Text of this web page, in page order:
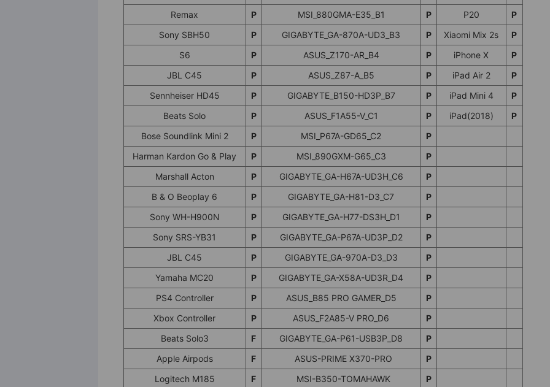
Remax
P MSI_880GMA-E35_B1 P P20
P
Sony SBH50
P GIGABYTE_GA-870A-UD3_B3 P Xiaomi Mix 2s
P
S6
P ASUS_Z170-AR_B4 P iPhone X
P
JBL C45
P ASUS_Z87-A_B5 P iPad Air 2
P
Sennheiser HD45
P GIGABYTE_B150-HD3P_B7 P iPad Mini 4
P
Beats Solo
P ASUS_F1A55-V_C1 P iPad(2018)
P
Bose Soundlink Mini 2
P MSI_P67A-GD65_C2
P
Harman Kardon Go & Play
P MSI_890GXM-G65_C3
P
Marshall Acton
P GIGABYTE_GA-H67A-UD3H_C6
P
B & O Beoplay 6
P GIGABYTE_GA-H81-D3_C7
P
Sony WH-H900N
P GIGABYTE_GA-H77-DS3H_D1
P
Sony SRS-YB31
P GIGABYTE_GA-P67A-UD3P_D2
P
JBL C45
P GIGABYTE_GA-970A-D3_D3
P
Yamaha MC20
P GIGABYTE_GA-X58A-UD3R_D4
P
PS4 Controller
P ASUS_B85 PRO GAMER_D5
P
Xbox Controller
P ASUS_F2A85-V PRO_D6
P
Beats Solo3
F GIGABYTE_GA-P61-USB3P_D8
P
Apple Airpods
F ASUS-PRIME X370-PRO
P
Logitech M185
F MSI-B350-TOMAHAWK P